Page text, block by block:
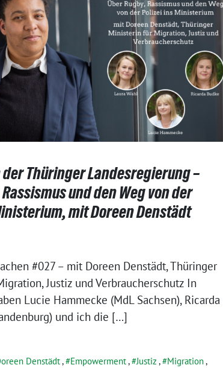
der Thüringer Landesregierung –
und den Weg von der
mit Doreen Denstädt
#027 – mit Doreen Denstädt, Thüringer
Justiz und Verbraucherschutz In
Lucie Hammecke (MdL Sachsen), Ricarda
und ich die […]
Denstädt, Empowerment, Justiz , Migration,